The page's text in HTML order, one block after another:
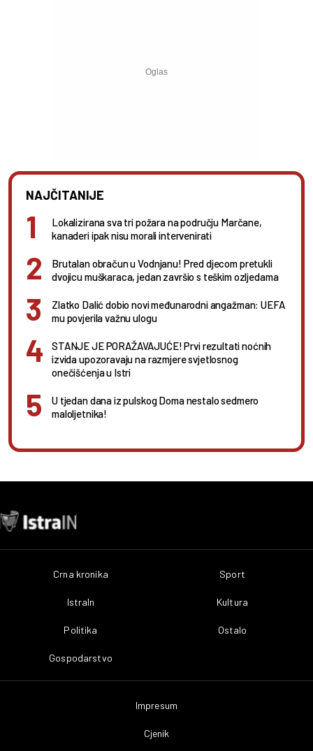
NAJČITANIJE
Lokalizirana sva tri požara na području Marčane,
kanaderi ipak nisu morali intervenirati
Brutalan obračun u Vodnjanu! Pred djecom pretukli
dvojicu muškaraca, jedan završio s teškim ozljedama
Zlatko Dalić dobio novi međunarodni angažman: UEFA
mu povjerila važnu ulogu
STANJE JE PORAŽAVAJUĆE! Prvi rezultati noćnih
izvida upozoravaju na razmjere svjetlosnog
onečišćenja u Istri
U tjedan dana iz pulskog Doma nestalo sedmero
maloljetnika!
Crna kronika
IstraIn
Politika
Gospodarstvo
Sport
Kultura
Ostalo
Impresum
Cjenik